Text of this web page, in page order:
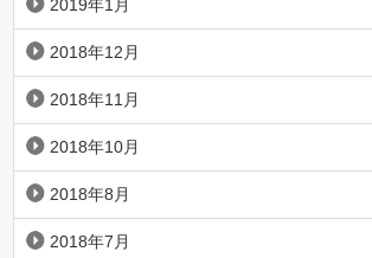
2019年1月
2018年12月
2018年11月
2018年10月
2018年8月
2018年7月